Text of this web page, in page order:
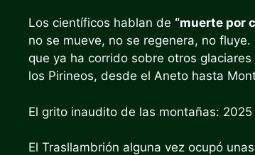
Los científicos hablan de “muerte por
no se mueve, no se regenera, no
que ya ha corrido sobre otros
los Pirineos, desde el Aneto hasta
El grito inaudito de las montañas:
El Trasllambrión alguna vez ocupó